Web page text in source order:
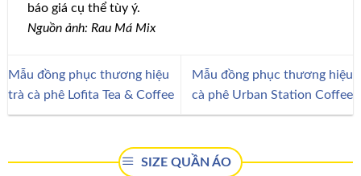
báo giá cụ thể tùy ý.
Nguồn ảnh: Rau Má Mix
Mẫu đồng phục thương hiệu
trà cà phê Lofita Tea & Coffee
Mẫu đồng phục thương hiệu
cà phê Urban Station Coffee
SIZE QUẦN ÁO